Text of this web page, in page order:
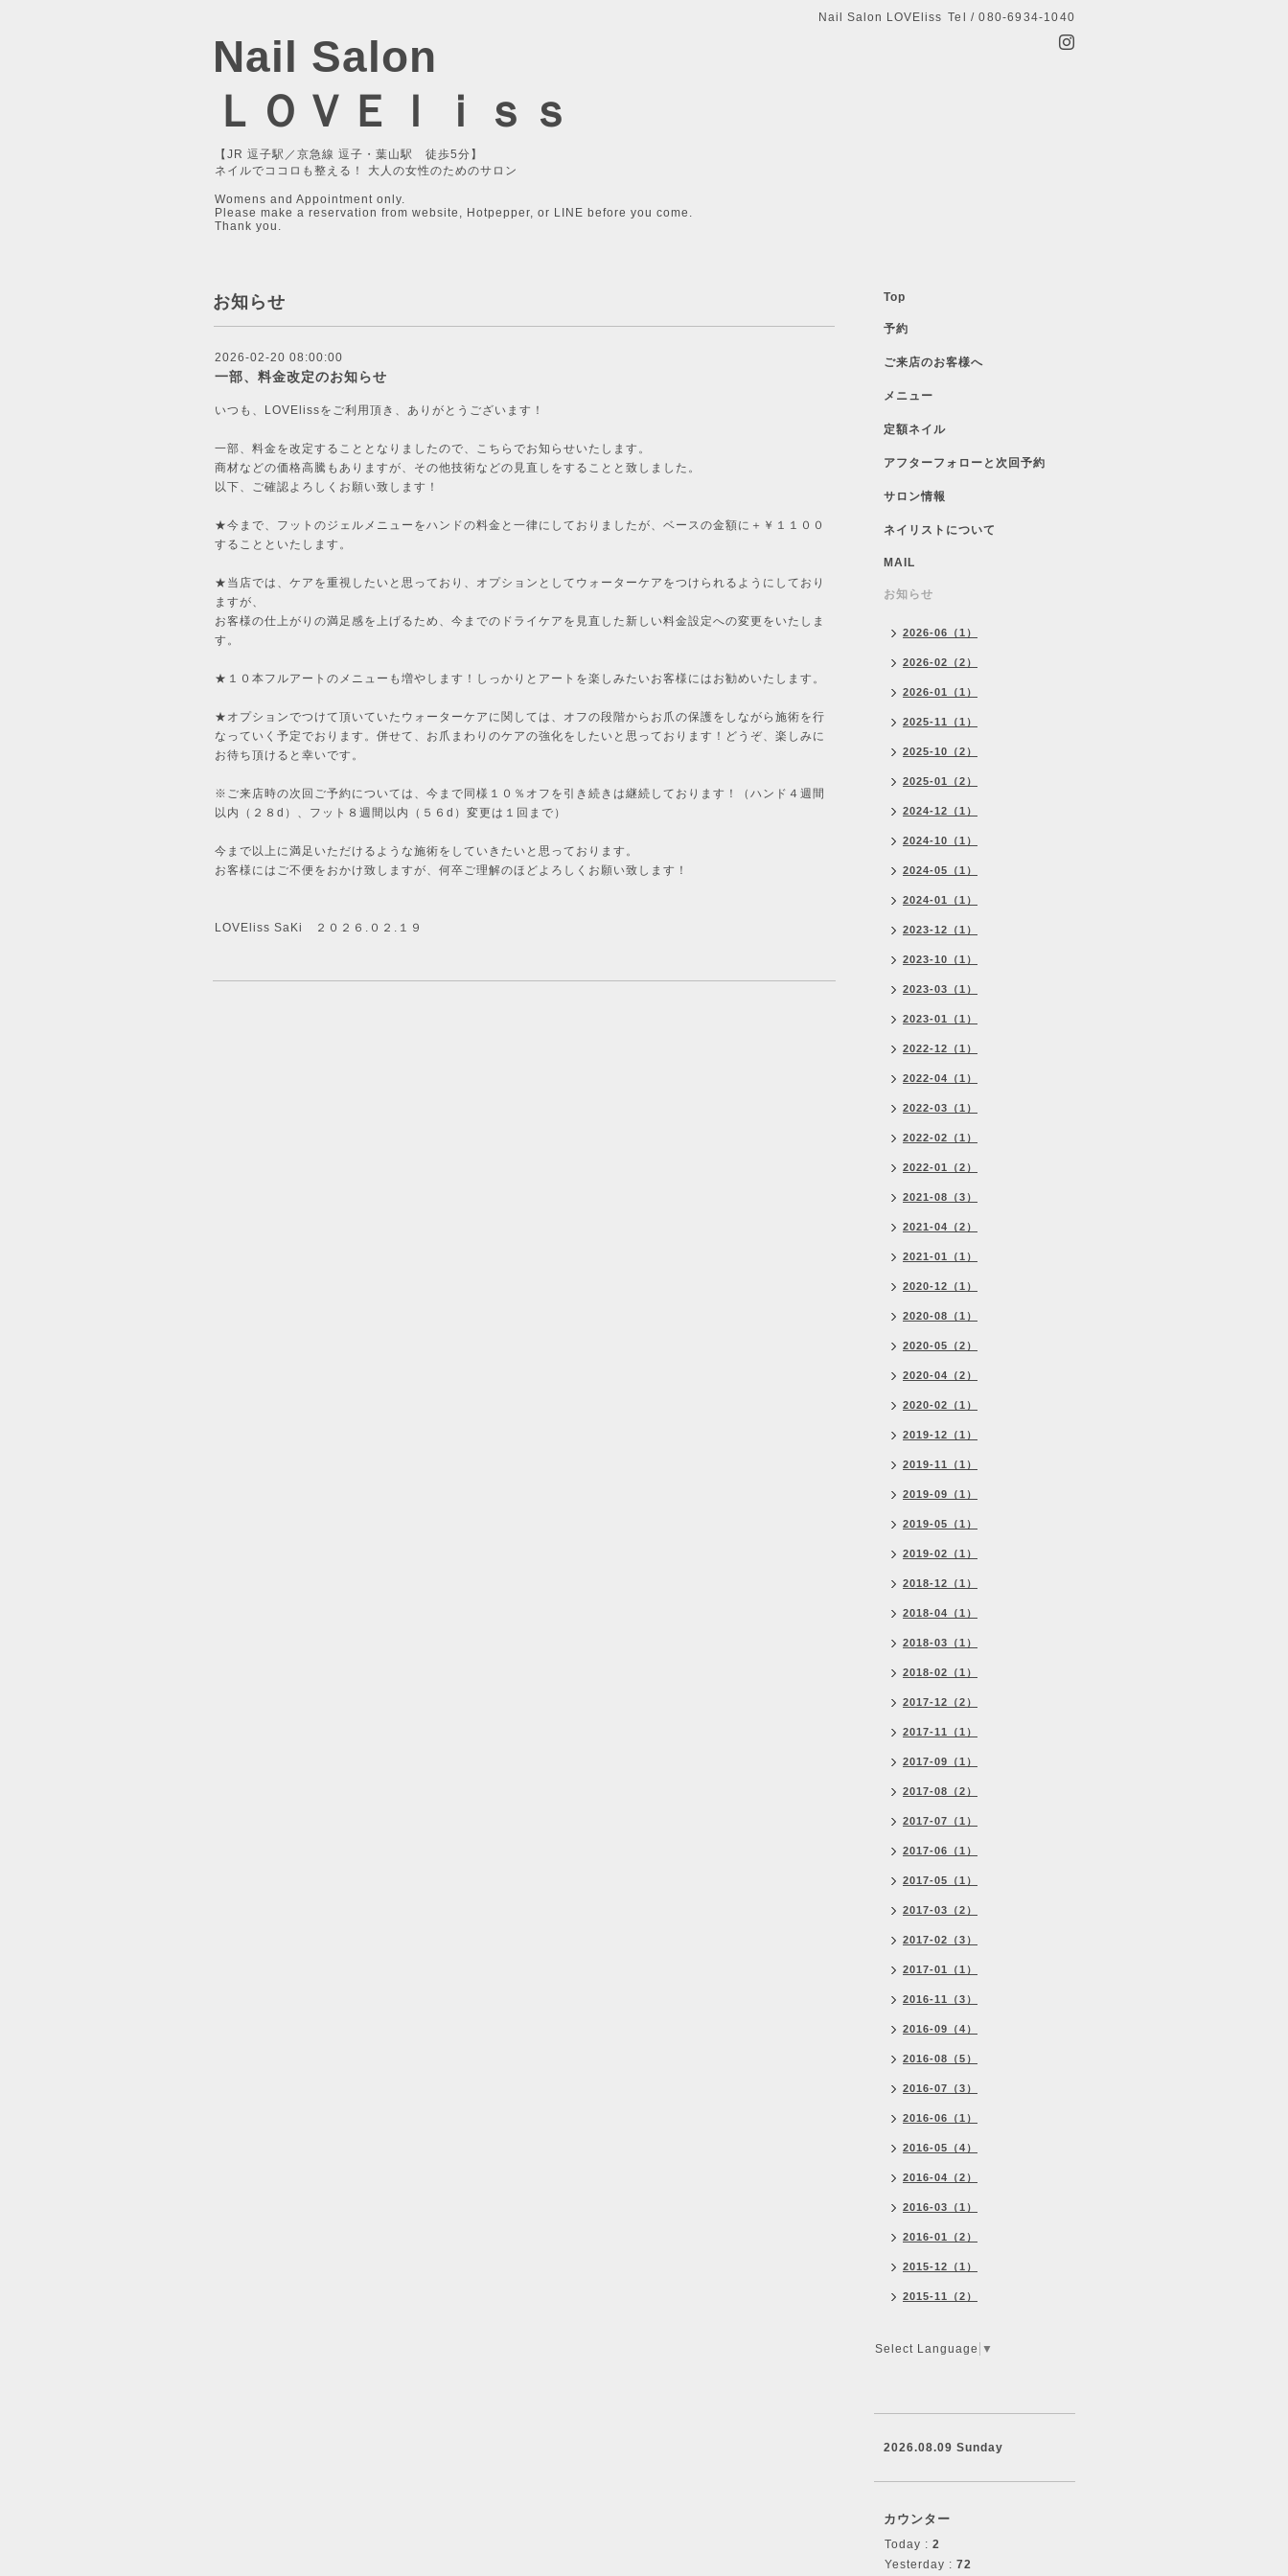
Nail Salon LOVEliss Tel / 080-6934-1040
Nail Salon
ＬＯＶＥｌｉｓｓ
【JR 逗子駅／京急線 逗子・葉山駅 徒歩5分】
ネイルでココロも整える！ 大人の女性のためのサロン
Womens and Appointment only.
Please make a reservation from website, Hotpepper, or LINE before you come.
Thank you.
お知らせ
2026-02-20 08:00:00
一部、料金改定のお知らせ
いつも、LOVElissをご利用頂き、ありがとうございます！
一部、料金を改定することとなりましたので、こちらでお知らせいたします。
商材などの価格高騰もありますが、その他技術などの見直しをすることと致しました。
以下、ご確認よろしくお願い致します！
★今まで、フットのジェルメニューをハンドの料金と一律にしておりましたが、ベースの金額に＋￥１１００
することといたします。
★当店では、ケアを重視したいと思っており、オプションとしてウォーターケアをつけられるようにしており
ますが、
お客様の仕上がりの満足感を上げるため、今までのドライケアを見直した新しい料金設定への変更をいたしま
す。
★１０本フルアートのメニューも増やします！しっかりとアートを楽しみたいお客様にはお勧めいたします。
★オプションでつけて頂いていたウォーターケアに関しては、オフの段階からお爪の保護をしながら施術を行
なっていく予定でおります。併せて、お爪まわりのケアの強化をしたいと思っております！どうぞ、楽しみに
お待ち頂けると幸いです。
※ご来店時の次回ご予約については、今まで同様１０％オフを引き続きは継続しております！（ハンド４週間
以内（２８d）、フット８週間以内（５６d）変更は１回まで）
今まで以上に満足いただけるような施術をしていきたいと思っております。
お客様にはご不便をおかけ致しますが、何卒ご理解のほどよろしくお願い致します！
LOVEliss SaKi ２０２６.０２.１９
Top
予約
ご来店のお客様へ
メニュー
定額ネイル
アフターフォローと次回予約
サロン情報
ネイリストについて
MAIL
お知らせ
2026-06（1）
2026-02（2）
2026-01（1）
2025-11（1）
2025-10（2）
2025-01（2）
2024-12（1）
2024-10（1）
2024-05（1）
2024-01（1）
2023-12（1）
2023-10（1）
2023-03（1）
2023-01（1）
2022-12（1）
2022-04（1）
2022-03（1）
2022-02（1）
2022-01（2）
2021-08（3）
2021-04（2）
2021-01（1）
2020-12（1）
2020-08（1）
2020-05（2）
2020-04（2）
2020-02（1）
2019-12（1）
2019-11（1）
2019-09（1）
2019-05（1）
2019-02（1）
2018-12（1）
2018-04（1）
2018-03（1）
2018-02（1）
2017-12（2）
2017-11（1）
2017-09（1）
2017-08（2）
2017-07（1）
2017-06（1）
2017-05（1）
2017-03（2）
2017-02（3）
2017-01（1）
2016-11（3）
2016-09（4）
2016-08（5）
2016-07（3）
2016-06（1）
2016-05（4）
2016-04（2）
2016-03（1）
2016-01（2）
2015-12（1）
2015-11（2）
Select Language ▼
2026.08.09 Sunday
カウンター
Today : 2
Yesterday : 72